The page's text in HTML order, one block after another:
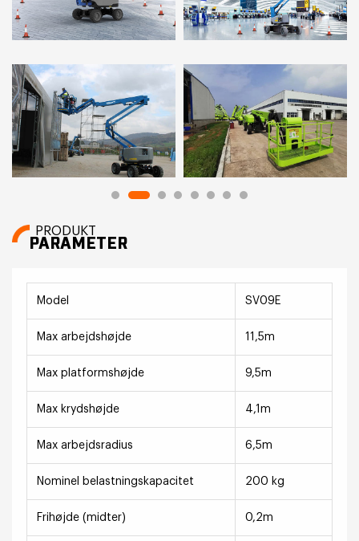
PRODUKT
PARAMETER
Model SV09E
Max arbejdshøjde 11,5m
Max platformshøjde 9,5m
Max krydshøjde 4,1m
Max arbejdsradius 6,5m
Nominel belastningskapacitet 200 kg
Frihøjde (midter) 0,2m